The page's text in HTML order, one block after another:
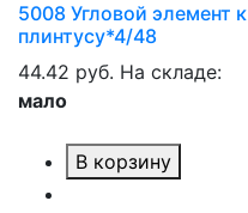
5008 Угловой элемент к
плинтусу*4/48
44.42 руб. На складе:
мало
В корзину